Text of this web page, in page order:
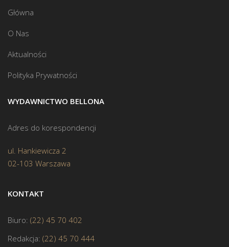
Główna
O Nas
Aktualności
Polityka Prywatności
WYDAWNICTWO BELLONA
Adres do korespondencji
ul. Hankiewicza 2
02-103 Warszawa
KONTAKT
Biuro: (22) 45 70 402
Redakcja: (22) 45 70 444